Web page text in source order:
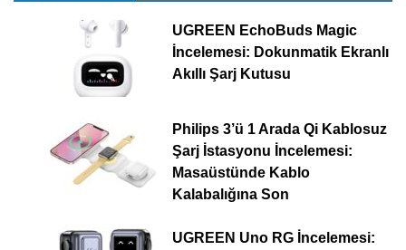
UGREEN EchoBuds Magic
İncelemesi: Dokunmatik Ekranlı
Akıllı Şarj Kutusu
Philips 3’ü 1 Arada Qi Kablosuz
Şarj İstasyonu İncelemesi:
Masaüstünde Kablo
Kalabalığına Son
UGREEN Uno RG İncelemesi: